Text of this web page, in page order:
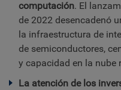
computación. El
de 2022 desencadenó
la infraestructura de
de semiconductores,
y capacidad en la nube
La atención de los